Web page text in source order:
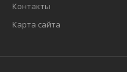
Контакты
Карта сайта